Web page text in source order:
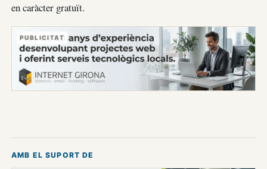
en caràcter gratuït.
PUBLICITAT
AMB EL SUPORT DE